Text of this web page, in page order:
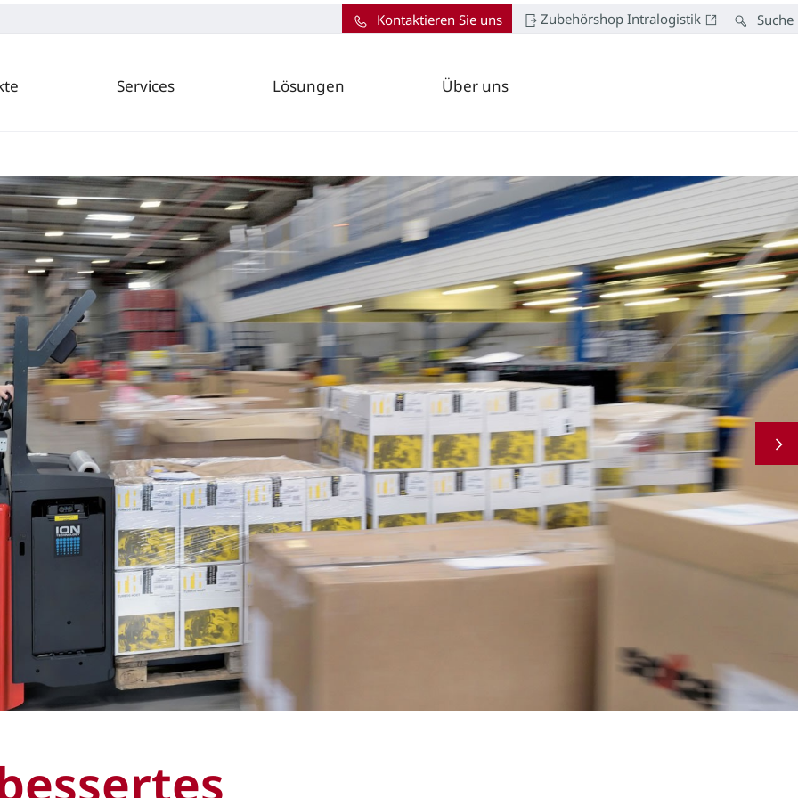
Services Lösungen Über uns
Suche
Zubehörshop Intralogistik
Kontaktieren Sie uns